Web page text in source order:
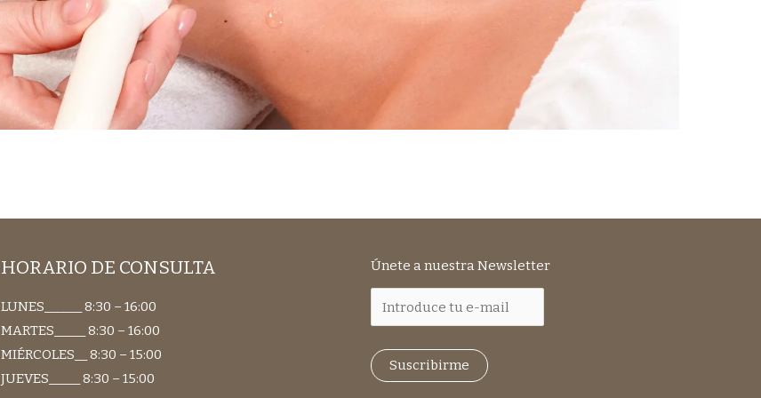
HORARIO DE CONSULTA
LUNES______ 8:30 – 16:00
MARTES_____ 8:30 – 16:00
MIÉRCOLES__ 8:30 – 15:00
JUEVES_____ 8:30 – 15:00
Únete a nuestra Newsletter